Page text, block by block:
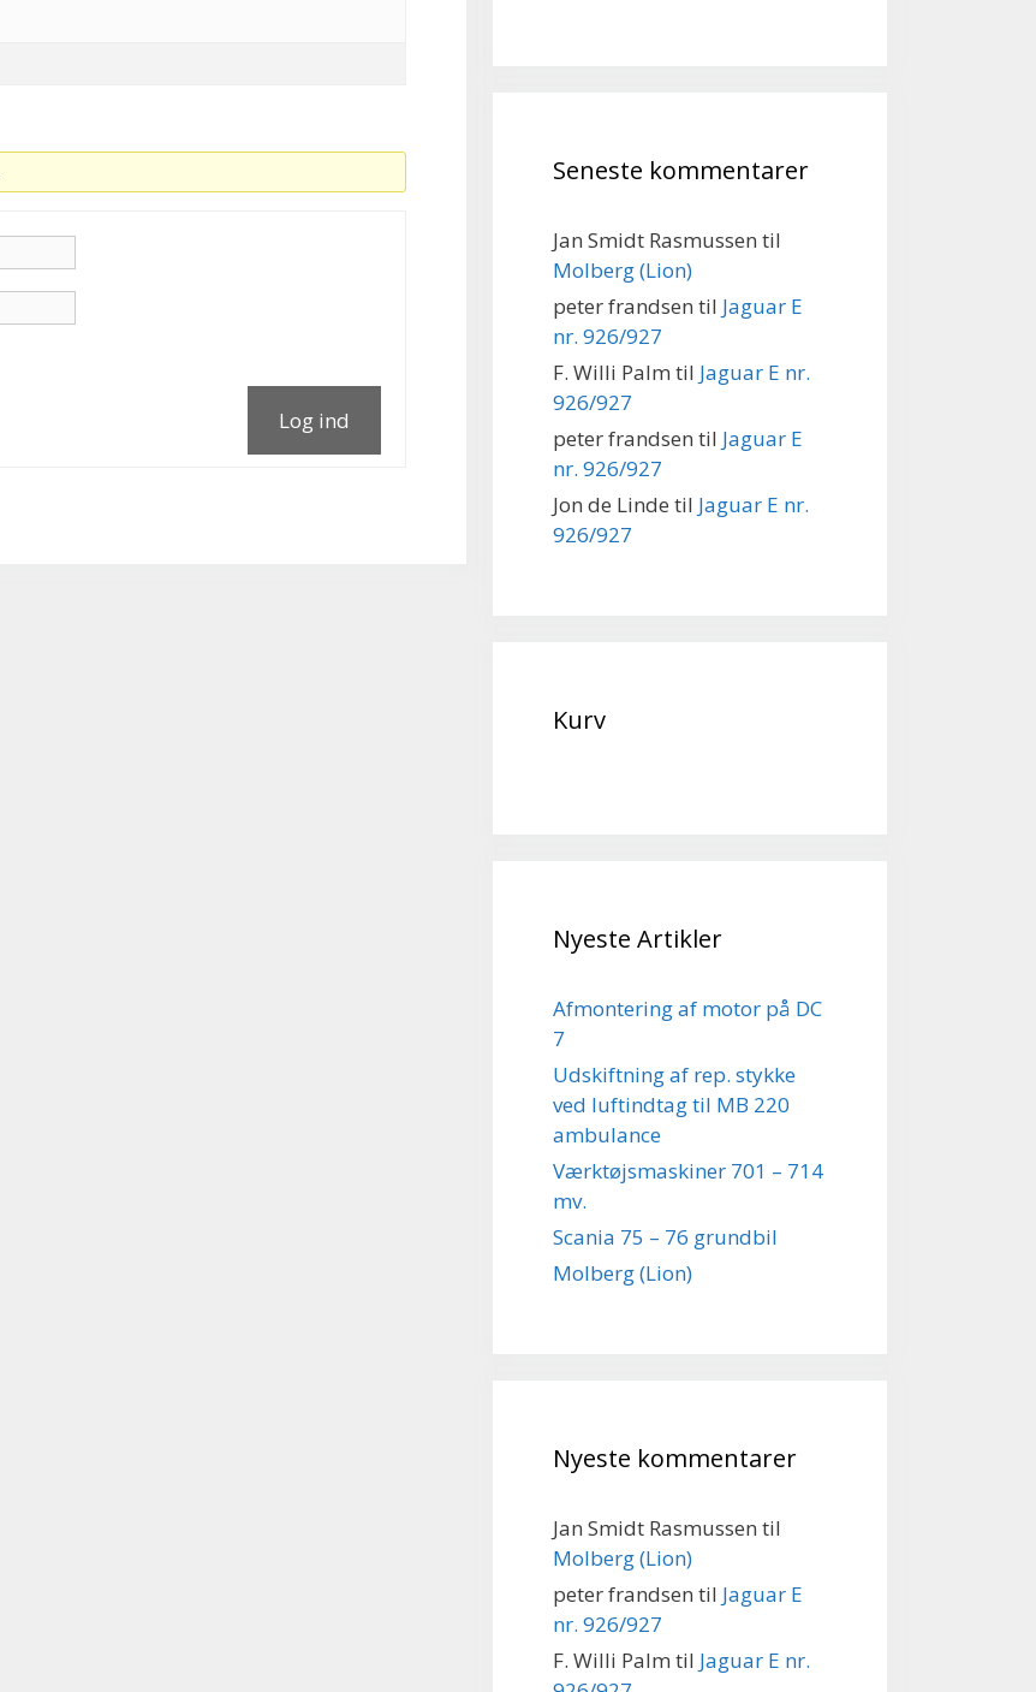
Log ind
Seneste kommentarer
Jan Smidt Rasmussen til
Molberg (Lion)
peter frandsen til Jaguar E
nr. 926/927
F. Willi Palm til Jaguar E nr.
926/927
peter frandsen til Jaguar E
nr. 926/927
Jon de Linde til Jaguar E nr.
926/927
Kurv
Nyeste Artikler
Afmontering af motor på DC
7
Udskiftning af rep. stykke
ved luftindtag til MB 220
ambulance
Værktøjsmaskiner 701 – 714
mv.
Scania 75 – 76 grundbil
Molberg (Lion)
Nyeste kommentarer
Jan Smidt Rasmussen til
Molberg (Lion)
peter frandsen til Jaguar E
nr. 926/927
F. Willi Palm til Jaguar E nr.